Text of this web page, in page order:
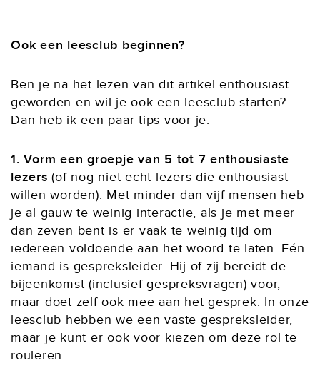
Ook een leesclub beginnen?
Ben je na het lezen van dit artikel enthousiast
geworden en wil je ook een leesclub starten?
Dan heb ik een paar tips voor je:
1. Vorm een groepje van 5 tot 7 enthousiaste
lezers (of nog-niet-echt-lezers die enthousiast
willen worden). Met minder dan vijf mensen heb
je al gauw te weinig interactie, als je met meer
dan zeven bent is er vaak te weinig tijd om
iedereen voldoende aan het woord te laten. Eén
iemand is gespreksleider. Hij of zij bereidt de
bijeenkomst (inclusief gespreksvragen) voor,
maar doet zelf ook mee aan het gesprek. In onze
leesclub hebben we een vaste gespreksleider,
maar je kunt er ook voor kiezen om deze rol te
rouleren.